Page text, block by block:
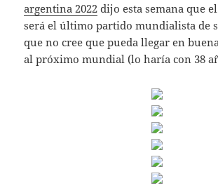
argentina 2022 dijo esta semana que
será el último partido mundialista de
que no cree que pueda llegar en
al próximo mundial (lo haría con 38